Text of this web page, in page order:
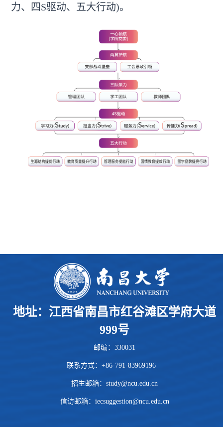
力、四S驱动、五大行动)。
地址：江西省南昌市红谷滩区学府大道
999号
邮编：330031
联系方式：+86-791-83969196
招生邮箱：study@ncu.edu.cn
信访邮箱：iecsuggestion@ncu.edu.cn